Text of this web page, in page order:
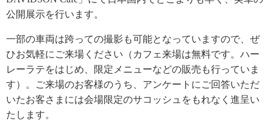
公開展示を行います。
一部の車両は跨っての撮影も可能となっていますので、ぜ
ひお気軽にご来場ください（カフェ来場は無料です。ハー
レーラテをはじめ、限定メニューなどの販売も行っていま
す）。ご来場のお客様のうち、アンケートにご回答いただ
いたお客さまには会場限定のサコッシュをもれなく進呈い
たします。